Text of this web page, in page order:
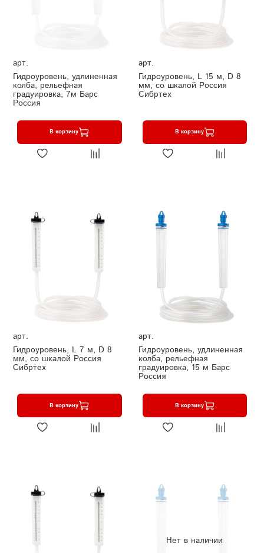
арт.
Гидроуровень, удлиненная
колба, рельефная
градуировка, 7м Барс
Россия
В корзину
арт.
Гидроуровень, L 15 м, D 8
мм, со шкалой Россия
Сибртех
В корзину
арт.
Гидроуровень, L 7 м, D 8
мм, со шкалой Россия
Сибртех
В корзину
арт.
Гидроуровень, удлиненная
колба, рельефная
градуировка, 15 м Барс
Россия
В корзину
Нет в наличии